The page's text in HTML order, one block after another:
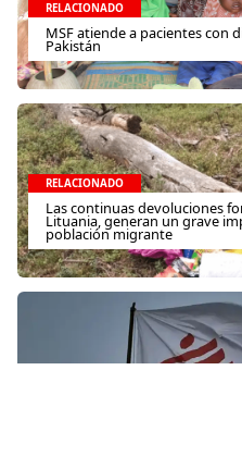
RELACIONADO
MSF atiende a pacientes con
Pakistán
RELACIONADO
Las continuas devoluciones
Lituania, generan un grave
población migrante